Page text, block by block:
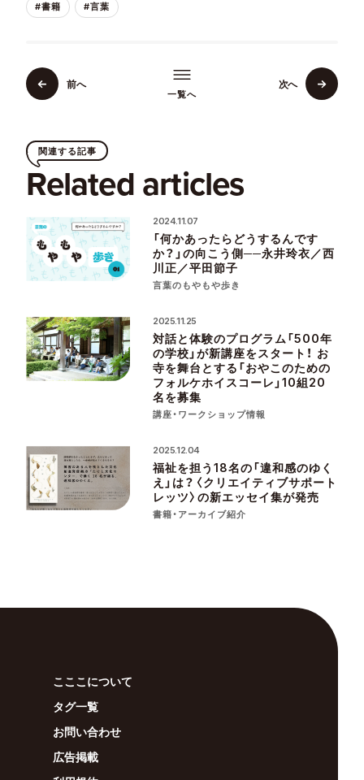
#書籍 #言葉
前へ
一覧へ
次へ
関連する記事
Related articles
2024.11.07
「何かあったらどうするんです
か？」の向こう側──永井玲衣／西
川正／平田節子
言葉のもやもや歩き
2025.11.25
対話と体験のプログラム「500年
の学校」が新講座をスタート！ お
寺を舞台とする「おやこのための
フォルケホイスコーレ」10組20
名を募集
講座・ワークショップ情報
2025.12.04
福祉を担う18名の「違和感のゆく
え」は？〈クリエイティブサポート
レッツ〉の新エッセイ集が発売
書籍・アーカイブ紹介
こここについて
タグ一覧
お問い合わせ
広告掲載